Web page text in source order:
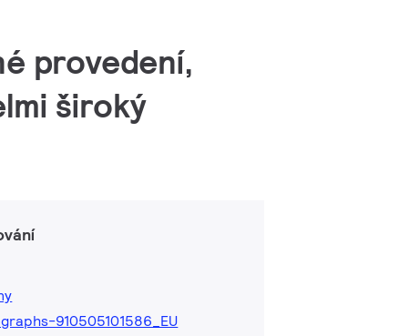
provedení,
široký
910505101586_EU